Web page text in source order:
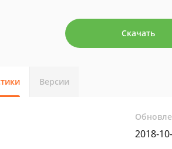
Скачать
Версии
2018-